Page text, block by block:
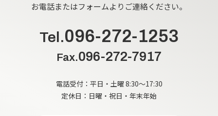
お電話またはフォームよりご連絡ください。
Tel.096-272-1253
Fax.096-272-7917
電話受付：平日・土曜 8:30～17:30
定休日：日曜・祝日・年末年始